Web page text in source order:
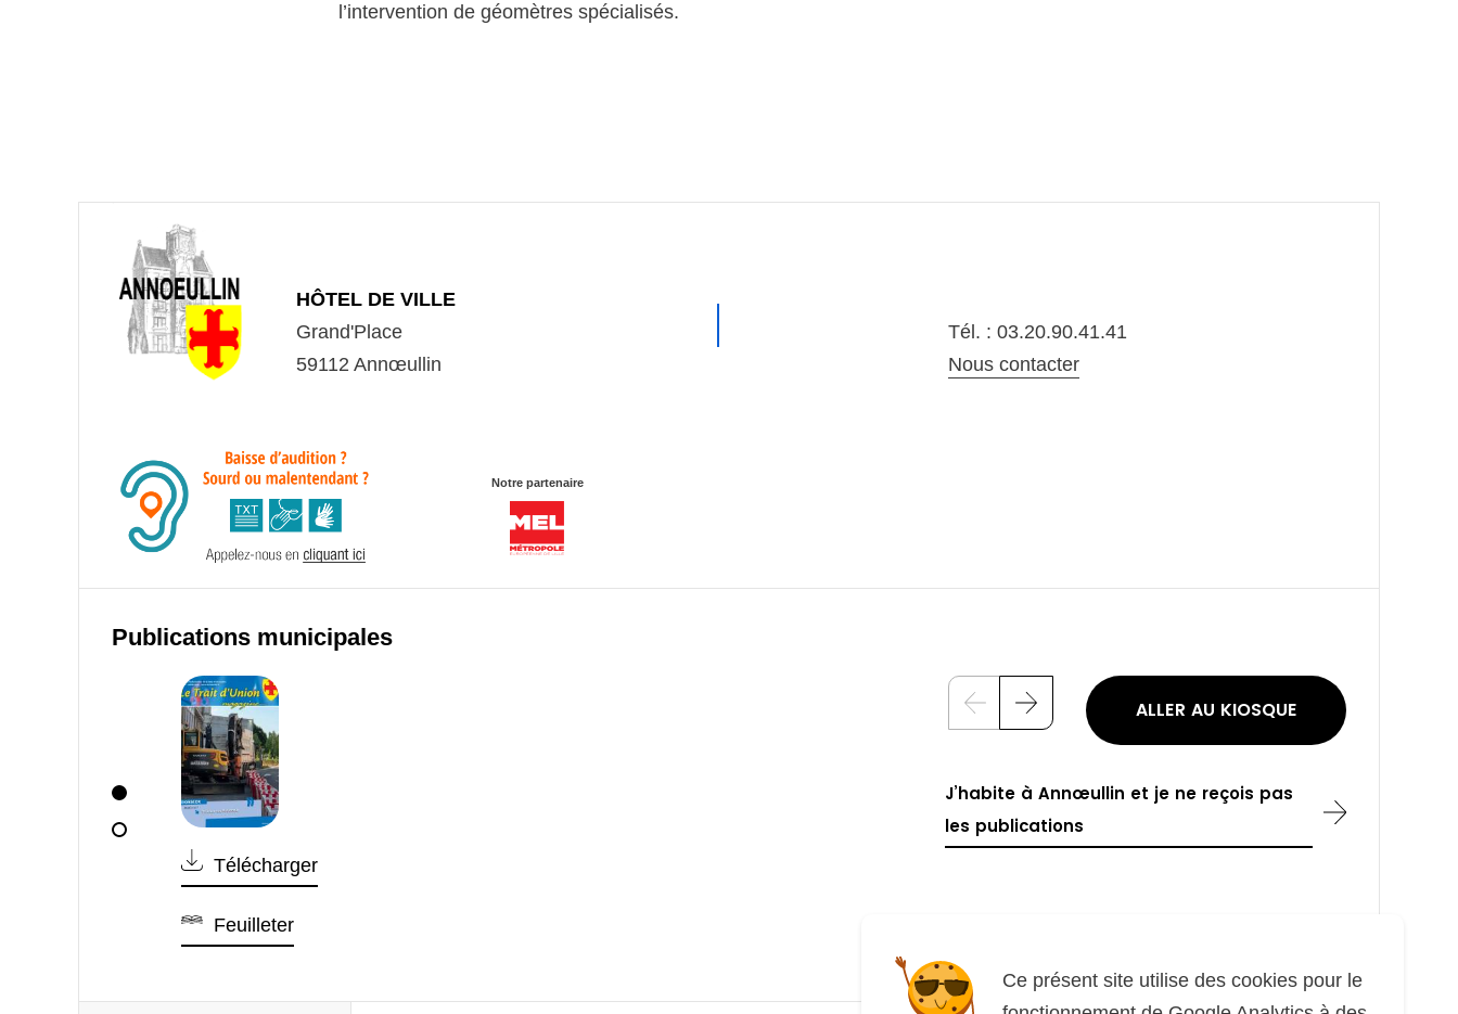
Ce présent site utilise des cookies pour le
l’intervention de géomètres spécialisés.
HÔTEL DE VILLE
Grand'Place
59112 Annœullin
Tél. : 03.20.90.41.41
Nous contacter
Notre partenaire
Publications municipales
Télécharger
Feuilleter
P
r
d
n
t
S
u
n
ALLER AU KIOSQUE
J’habite à Annœullin et je ne reçois pas
les publications